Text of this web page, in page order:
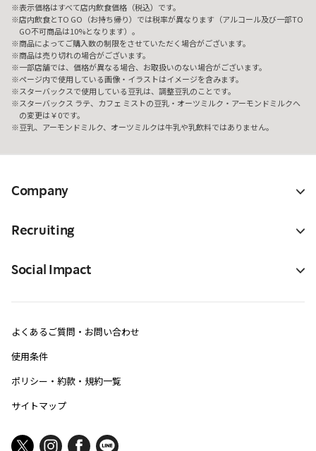
表示価格はすべて店内飲食価格（税込）です。
店内飲食とTO GO（お持ち帰り）では税率が異なります（アルコール及び一部TO
GO不可商品は10%となります）。
商品によってご購入数の制限をさせていただく場合がございます。
商品は売り切れの場合がございます。
一部店舗では、価格が異なる場合、お取扱いのない場合がございます。
ページ内で使用している画像・イラストはイメージを含みます。
スターバックスで使用している豆乳は、調整豆乳のことです。
スターバックス ラテ、カフェ ミストの豆乳・オーツミルク・アーモンドミルクへ
の変更は￥0です。
豆乳、アーモンドミルク、オーツミルクは牛乳や乳飲料ではありません。
Company
Recruiting
Social Impact
よくあるご質問・お問い合わせ
使用条件
ポリシー・約款・規約一覧
サイトマップ